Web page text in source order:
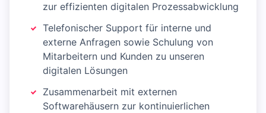
zur effizienten digitalen Prozessabwicklung
Telefonischer Support für interne und
externe Anfragen sowie Schulung von
Mitarbeitern und Kunden zu unseren
digitalen Lösungen
Zusammenarbeit mit externen
Softwarehäusern zur kontinuierlichen